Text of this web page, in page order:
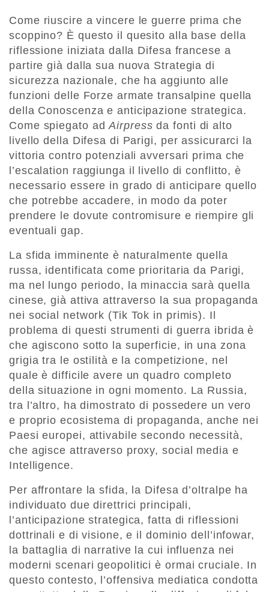
Come riuscire a vincere le guerre prima che
scoppino? È questo il quesito alla base della
riflessione iniziata dalla Difesa francese a
partire già dalla sua nuova Strategia di
sicurezza nazionale, che ha aggiunto alle
funzioni delle Forze armate transalpine quella
della Conoscenza e anticipazione strategica.
Come spiegato adAirpress da fonti di alto
livello della Difesa di Parigi, per assicurarci la
vittoria contro potenziali avversari prima che
l’escalation raggiunga il livello di conflitto, è
necessario essere in grado di anticipare quello
che potrebbe accadere, in modo da poter
prendere le dovute contromisure e riempire gli
eventuali gap.
La sfida imminente è naturalmente quella
russa, identificata come prioritaria da Parigi,
ma nel lungo periodo, la minaccia sarà quella
cinese, già attiva attraverso la sua propaganda
nei social network (Tik Tok in primis). Il
problema di questi strumenti di guerra ibrida è
che agiscono sotto la superficie, in una zona
grigia tra le ostilità e la competizione, nel
quale è difficile avere un quadro completo
della situazione in ogni momento. La Russia,
tra l’altro, ha dimostrato di possedere un vero
e proprio ecosistema di propaganda, anche nei
Paesi europei, attivabile secondo necessità,
che agisce attraverso proxy, social media e
Intelligence.
Per affrontare la sfida, la Difesa d’oltralpe ha
individuato due direttrici principali,
l’anticipazione strategica, fatta di riflessioni
dottrinali e di visione, e il dominio dell’infowar,
la battaglia di narrative la cui influenza nei
moderni scenari geopolitici è ormai cruciale. In
questo contesto, l’offensiva mediatica condotta